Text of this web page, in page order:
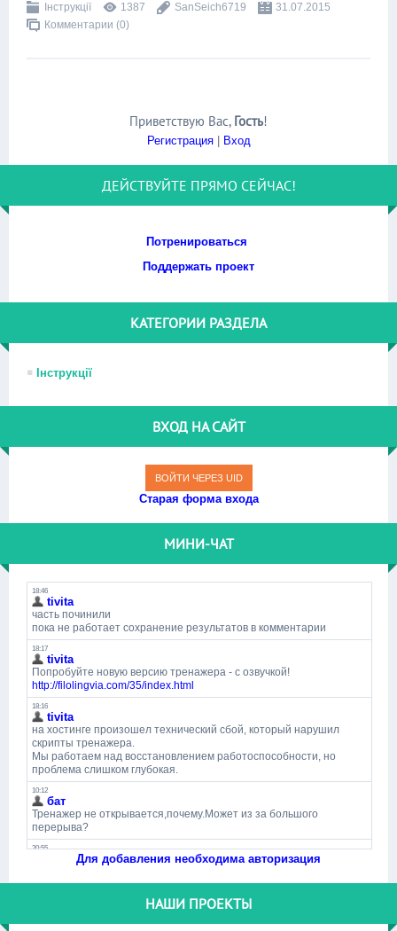
Інструкції 1387 SanSeich6719
31.07.2015
Комментарии (0)
Приветствую Вас, Гость!
Регистрация| Вход
ДЕЙСТВУЙТЕ ПРЯМО СЕЙЧАС!
Потренироваться
Поддержать проект
КАТЕГОРИИ РАЗДЕЛА
Інструкції
ВХОД НА САЙТ
ВОЙТИ ЧЕРЕЗ UID
Старая форма входа
МИНИ-ЧАТ
Для добавления необходима авторизация
НАШИ ПРОЕКТЫ